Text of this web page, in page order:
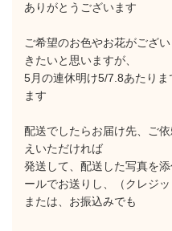
ありがとうございます
ご希望のお色やお花がござ
きたいと思いますが、
5月の連休明け5/7.8あたり
ます
配送でしたらお届け先、ご
えいただければ
発送して、配送した写真を
ールでお送りし、（クレジ
または、お振込みでも